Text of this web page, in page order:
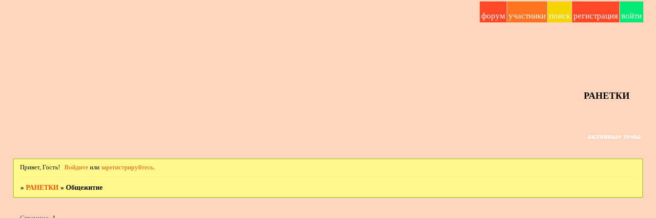
РАНЕТКИ
форум участники поиск регистрация войти
активные темы
Привет, Гость! Войдите или зарегистрируйтесь.
» РАНЕТКИ » Общежитие